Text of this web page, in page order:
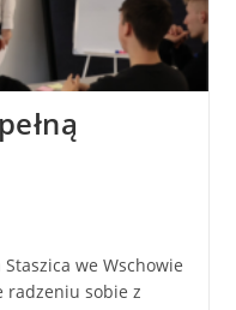
Staszica we Wschowie
radzeniu sobie z